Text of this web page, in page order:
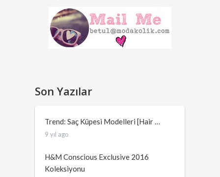
Son Yazılar
Trend: Saç Küpesi Modelleri [Hair …
9 yıl ago
H&M Conscious Exclusive 2016
Koleksiyonu